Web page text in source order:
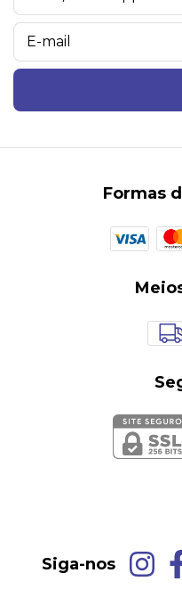
Formas
Siga-nos